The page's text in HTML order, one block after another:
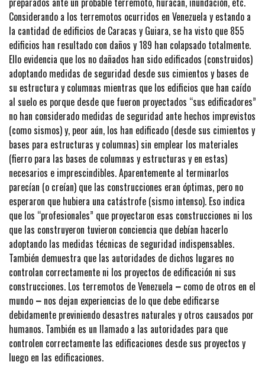
Considerando a los terremotos ocurridos en Venezuela y estando a
la cantidad de edificios de Caracas y Guiara, se ha visto que 855
edificios han resultado con daños y 189 han colapsado totalmente.
Ello evidencia que los no dañados han sido edificados (construidos)
adoptando medidas de seguridad desde sus cimientos y bases de
su estructura y columnas mientras que los edificios que han caído
al suelo es porque desde que fueron proyectados “sus edificadores”
no han considerado medidas de seguridad ante hechos imprevistos
(como sismos) y, peor aún, los han edificado (desde sus cimientos y
bases para estructuras y columnas) sin emplear los materiales
(fierro para las bases de columnas y estructuras y en estas)
necesarios e imprescindibles. Aparentemente al terminarlos
parecían (o creían) que las construcciones eran óptimas, pero no
esperaron que hubiera una catástrofe (sismo intenso). Eso indica
que los “profesionales” que proyectaron esas construcciones ni los
que las construyeron tuvieron conciencia que debían hacerlo
adoptando las medidas técnicas de seguridad indispensables.
También demuestra que las autoridades de dichos lugares no
controlan correctamente ni los proyectos de edificación ni sus
construcciones. Los terremotos de Venezuela – como de otros en el
mundo – nos dejan experiencias de lo que debe edificarse
debidamente previniendo desastres naturales y otros causados por
humanos. También es un llamado a las autoridades para que
controlen correctamente las edificaciones desde sus proyectos y
luego en las edificaciones.